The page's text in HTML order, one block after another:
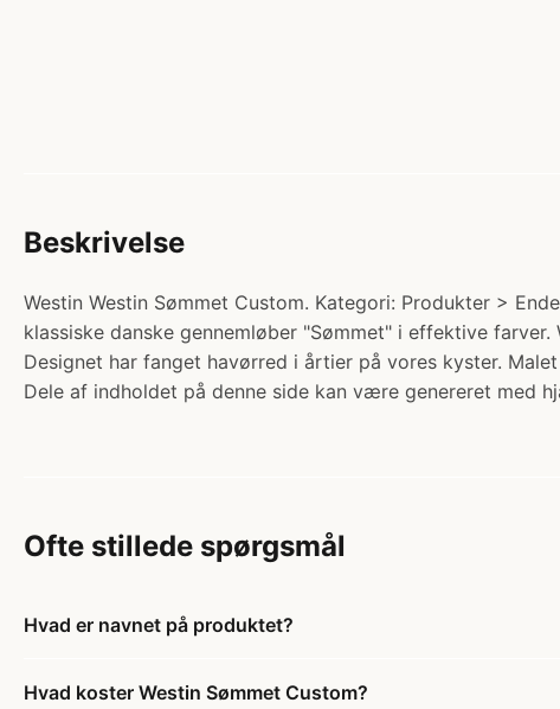
Beskrivelse
Westin Westin Sømmet Custom. Kategori: Produkter >
klassiske danske gennemløber "Sømmet" i effektive
Designet har fanget havørred i årtier på vores kyster.
Dele af indholdet på denne side kan være genereret med
Ofte stillede spørgsmål
Hvad er navnet på produktet?
Hvad koster Westin Sømmet Custom?